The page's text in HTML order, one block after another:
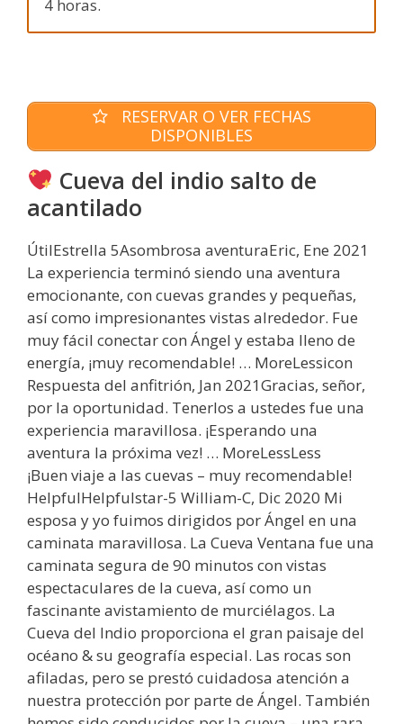
4 horas.
RESERVAR O VER FECHAS
DISPONIBLES
Cueva del indio salto de
acantilado
ÚtilEstrella 5Asombrosa aventuraEric, Ene 2021
La experiencia terminó siendo una aventura
emocionante, con cuevas grandes y pequeñas,
así como impresionantes vistas alrededor. Fue
muy fácil conectar con Ángel y estaba lleno de
energía, ¡muy recomendable! … MoreLessicon
Respuesta del anfitrión, Jan 2021Gracias, señor,
por la oportunidad. Tenerlos a ustedes fue una
experiencia maravillosa. ¡Esperando una
aventura la próxima vez! … MoreLessLess
¡Buen viaje a las cuevas – muy recomendable!
HelpfulHelpfulstar-5 William-C, Dic 2020 Mi
esposa y yo fuimos dirigidos por Ángel en una
caminata maravillosa. La Cueva Ventana fue una
caminata segura de 90 minutos con vistas
espectaculares de la cueva, así como un
fascinante avistamiento de murciélagos. La
Cueva del Indio proporciona el gran paisaje del
océano & su geografía especial. Las rocas son
afiladas, pero se prestó cuidadosa atención a
nuestra protección por parte de Ángel. También